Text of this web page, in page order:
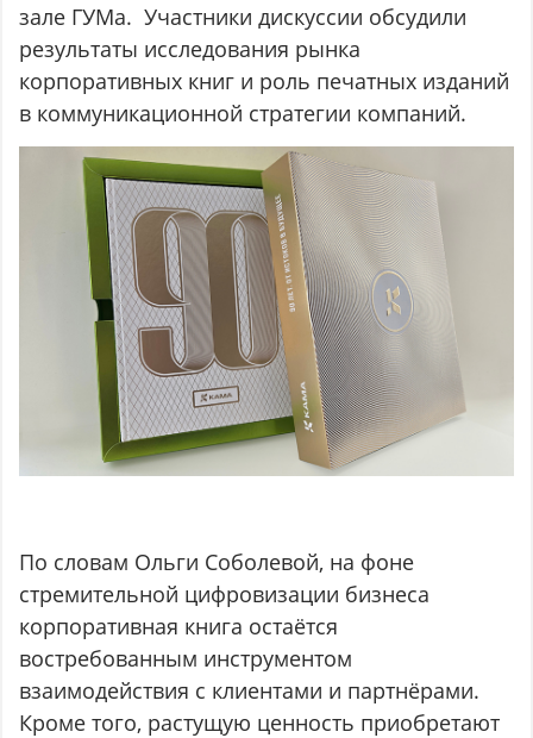
зале ГУМа. Участники дискуссии обсудили
результаты исследования рынка
корпоративных книг и роль печатных изданий
в коммуникационной стратегии компаний.
По словам Ольги Соболевой, на фоне
стремительной цифровизации бизнеса
корпоративная книга остаётся
востребованным инструментом
взаимодействия с клиентами и партнёрами.
Кроме того, растущую ценность приобретают